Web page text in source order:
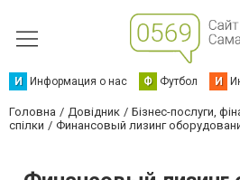
И Информация о нас Ф Футбол И
Головна Довідник Бізнес-послуги,
спілки
Финансовый лизинг